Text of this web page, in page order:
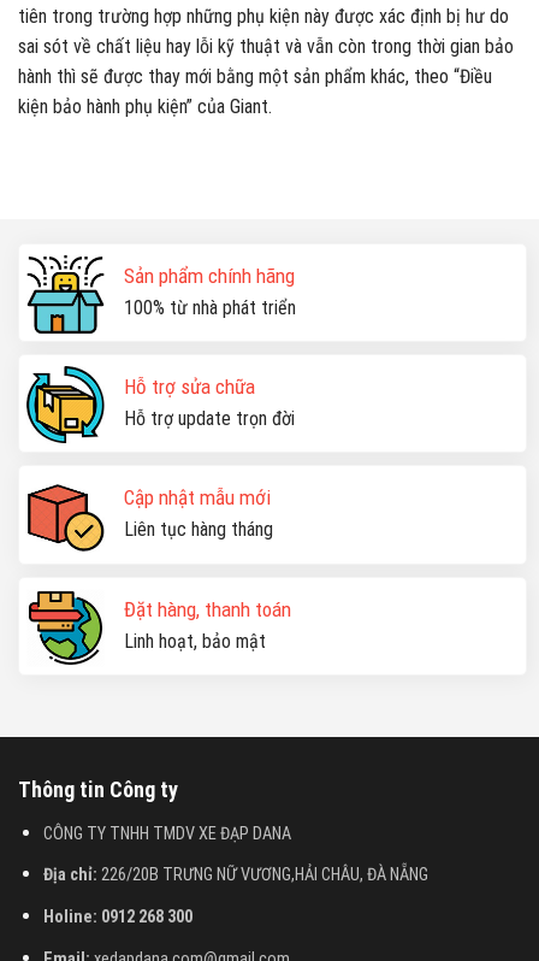
tiên trong trường hợp những phụ kiện này được xác định bị hư do
sai sót về chất liệu hay lỗi kỹ thuật và vẫn còn trong thời gian bảo
hành thì sẽ được thay mới bằng một sản phẩm khác, theo “Điều
kiện bảo hành phụ kiện” của Giant.
Sản phẩm chính hãng
100% từ nhà phát triển
Hỗ trợ sửa chữa
Hỗ trợ update trọn đời
Cập nhật mẫu mới
Liên tục hàng tháng
Đặt hàng, thanh toán
Linh hoạt, bảo mật
Thông tin Công ty
CÔNG TY TNHH TMDV XE ĐẠP DANA
Địa chỉ: 226/20B TRƯNG NỮ VƯƠNG,HẢI CHÂU, ĐÀ NẴNG
Holine: 0912 268 300